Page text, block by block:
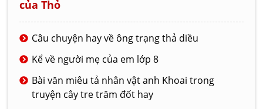
của Thỏ
Câu chuyện hay về ông trạng thả diều
Kể về người mẹ của em lớp 8
Bài văn miêu tả nhân vật anh Khoai trong
truyện cây tre trăm đốt hay